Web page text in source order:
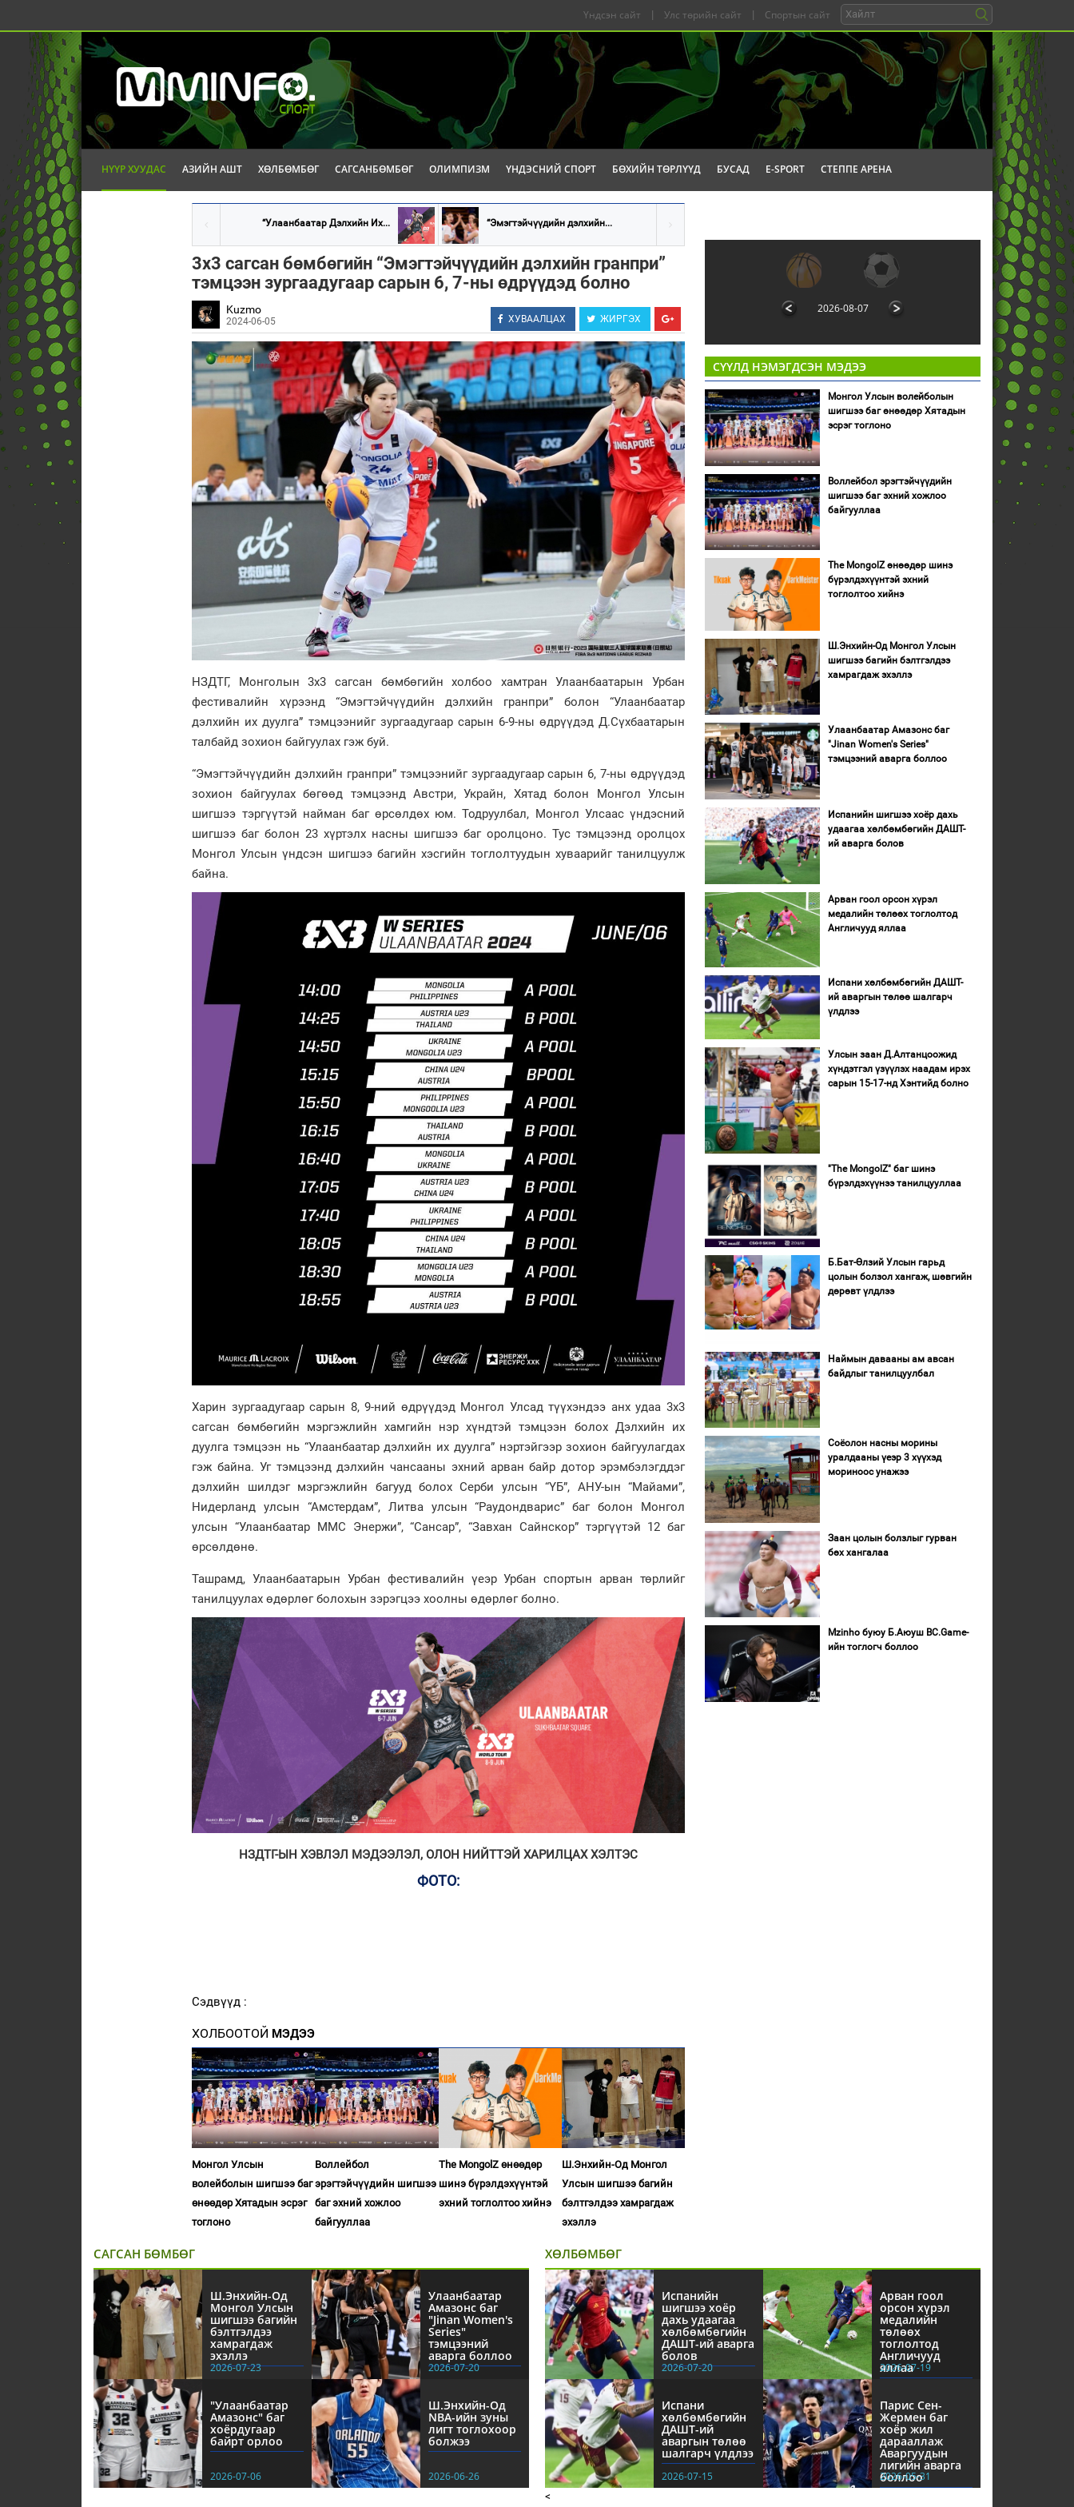
Үндсэн сайт | Улс төрийн сайт | Спортын сайт
НҮҮР ХУУДАС АЗИЙН АШТ ХӨЛБӨМБӨГ САГСАНБӨМБӨГ ОЛИМПИЗМ ҮНДЭСНИЙ СПОРТ БӨХИЙН ТӨРЛҮҮД БУСАД E-SPORT СТЕППЕ АРЕНА
“Улаанбаатар Дэлхийн Их... “Эмэгтэйчүүдийн дэлхийн...
3x3 сагсан бөмбөгийн “Эмэгтэйчүүдийн дэлхийн гранпри”
тэмцээн зургаадугаар сарын 6, 7-ны өдрүүдэд болно
Kuzmo
2024-06-05 ХУВААЛЦАХ ЖИРГЭХ
НЗДТГ, Монголын 3x3 сагсан бөмбөгийн холбоо хамтран Улаанбаатарын Урбан
фестивалийн хүрээнд “Эмэгтэйчүүдийн дэлхийн гранпри” болон “Улаанбаатар
дэлхийн их дуулга” тэмцээнийг зургаадугаар сарын 6-9-ны өдрүүдэд Д.Сүхбаатарын
талбайд зохион байгуулах гэж буй.
“Эмэгтэйчүүдийн дэлхийн гранпри” тэмцээнийг зургаадугаар сарын 6, 7-ны өдрүүдэд
зохион байгуулах бөгөөд тэмцээнд Австри, Украйн, Хятад болон Монгол Улсын
шигшээ тэргүүтэй найман баг өрсөлдөх юм. Тодруулбал, Монгол Улсаас үндэсний
шигшээ баг болон 23 хүртэлх насны шигшээ баг оролцоно. Тус тэмцээнд оролцох
Монгол Улсын үндсэн шигшээ багийн хэсгийн тоглолтуудын хуваарийг танилцуулж
байна.
Харин зургаадугаар сарын 8, 9-ний өдрүүдэд Монгол Улсад түүхэндээ анх удаа 3x3
сагсан бөмбөгийн мэргэжлийн хамгийн нэр хүндтэй тэмцээн болох Дэлхийн их
дуулга тэмцээн нь “Улаанбаатар дэлхийн их дуулга” нэртэйгээр зохион байгуулагдах
гэж байна. Уг тэмцээнд дэлхийн чансааны эхний арван байр дотор эрэмбэлэгддэг
дэлхийн шилдэг мэргэжлийн багууд болох Серби улсын “ҮБ”, АНУ-ын “Майами”,
Нидерланд улсын “Амстердам”, Литва улсын “Раудондварис” баг болон Монгол
улсын “Улаанбаатар ММС Энержи”, “Сансар”, “Завхан Сайнскор” тэргүүтэй 12 баг
өрсөлдөнө.
Ташрамд, Улаанбаатарын Урбан фестивалийн үеэр Урбан спортын арван төрлийг
танилцуулах өдөрлөг болохын зэрэгцээ хоолны өдөрлөг болно.
НЗДТГ-ЫН ХЭВЛЭЛ МЭДЭЭЛЭЛ, ОЛОН НИЙТТЭЙ ХАРИЛЦАХ ХЭЛТЭС
ФОТО:
Сэдвүүд :
ХОЛБООТОЙ МЭДЭЭ
Монгол Улсын
волейболын шигшээ баг
өнөөдөр Хятадын эсрэг
тоглоно
Воллейбол
эрэгтэйчүүдийн шигшээ
баг эхний хожлоо
байгууллаа
The MongolZ өнөөдөр
шинэ бүрэлдэхүүнтэй
эхний тоглолтоо хийнэ
Ш.Энхийн-Од Монгол
Улсын шигшээ багийн
бэлтгэлдээ хамрагдаж
эхэллэ
2026-08-07
СҮҮЛД НЭМЭГДСЭН МЭДЭЭ
Монгол Улсын волейболын
шигшээ баг өнөөдөр Хятадын
эсрэг тоглоно
Воллейбол эрэгтэйчүүдийн
шигшээ баг эхний хожлоо
байгууллаа
The MongolZ өнөөдөр шинэ
бүрэлдэхүүнтэй эхний
тоглолтоо хийнэ
Ш.Энхийн-Од Монгол Улсын
шигшээ багийн бэлтгэлдээ
хамрагдаж эхэллэ
Улаанбаатар Амазонс баг
"Jinan Women's Series"
тэмцээний аварга боллоо
Испанийн шигшээ хоёр дахь
удаагаа хөлбөмбөгийн ДАШТ-
ий аварга болов
Арван гоол орсон хүрэл
медалийн төлөөх тоглолтод
Англичууд яллаа
Испани хөлбөмбөгийн ДАШТ-
ий аваргын төлөө шалгарч
үлдлээ
Улсын заан Д.Алтанцоожид
хүндэтгэл үзүүлэх наадам ирэх
сарын 15-17-нд Хэнтийд болно
"The MongolZ" баг шинэ
бүрэлдэхүүнээ танилцууллаа
Б.Бат-Өлзий Улсын гарьд
цолын болзол хангаж, шөвгийн
дөрөвт үлдлээ
Наймын давааны ам авсан
байдлыг танилцуулбал
Соёолон насны морины
уралдааны үеэр 3 хүүхэд
мориноос унажээ
Заан цолын болзлыг гурван
бөх хангалаа
Mzinho буюу Б.Аюуш BC.Game-
ийн тоглогч боллоо
САГСАН БӨМБӨГ
Ш.Энхийн-Од
Монгол Улсын
шигшээ багийн
бэлтгэлдээ
хамрагдаж
эхэллэ
2026-07-23
Улаанбаатар
Амазонс баг
"Jinan Women's
Series"
тэмцээний
аварга боллоо
2026-07-20
"Улаанбаатар
Амазонс" баг
хоёрдугаар
байрт орлоо
2026-07-06
Ш.Энхийн-Од
NBА-ийн зуны
лигт тоглохоор
болжээ
2026-06-26
ХӨЛБӨМБӨГ
Испанийн
шигшээ хоёр
дахь удаагаа
хөлбөмбөгийн
ДАШТ-ий аварга
болов
2026-07-20
Арван гоол
орсон хүрэл
медалийн
төлөөх
тоглолтод
Англичууд
яллаа
2026-07-19
Испани
хөлбөмбөгийн
ДАШТ-ий
аваргын төлөө
шалгарч үлдлээ
2026-07-15
Парис Сен-
Жермен баг
хоёр жил
дарааллаж
Аваргуудын
лигийн аварга
боллоо
2026-05-31
<